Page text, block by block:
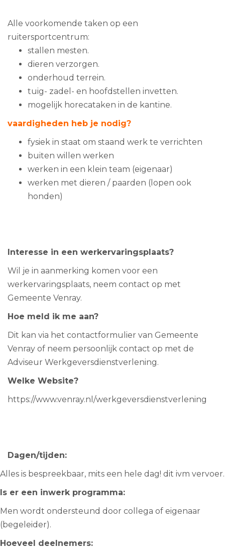
Alle voorkomende taken op een
ruitersportcentrum:
stallen mesten.
dieren verzorgen.
onderhoud terrein.
tuig- zadel- en hoofdstellen invetten.
mogelijk horecataken in de kantine.
vaardigheden heb je nodig?
fysiek in staat om staand werk te verrichten
buiten willen werken
werken in een klein team (eigenaar)
werken met dieren / paarden (lopen ook
honden)
Interesse in een werkervaringsplaats?
Wil je in aanmerking komen voor een
werkervaringsplaats, neem contact op met
Gemeente Venray.
Hoe meld ik me aan?
Dit kan via het contactformulier van Gemeente
Venray of neem persoonlijk contact op met de
Adviseur Werkgeversdienstverlening.
Welke Website?
https://www.venray.nl/werkgeversdienstverlening
Dagen/tijden:
Alles is bespreekbaar, mits een hele dag! dit ivm vervoer.
Is er een inwerk programma:
Men wordt ondersteund door collega of eigenaar
(begeleider).
Hoeveel deelnemers: